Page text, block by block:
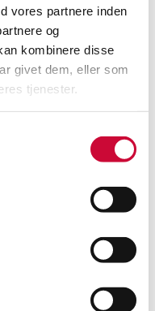
vores partnere inden
og
kombinere disse
givet dem, eller som
tjenester.
gram. Vejl. pris er 3.295,-.